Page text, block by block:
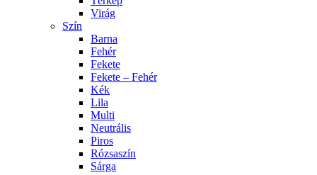
Virág
Szín
Barna
Fehér
Fekete
Fekete – Fehér
Kék
Lila
Multi
Neutrális
Piros
Rózsaszín
Sárga